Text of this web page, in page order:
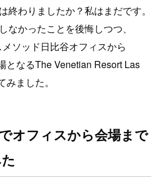
終わりましたか？私はまだです。
なかったことを後悔しつつ、
ソッド日比谷オフィスから
となるThe Venetian Resort Las
ました。
オフィスから会場まで